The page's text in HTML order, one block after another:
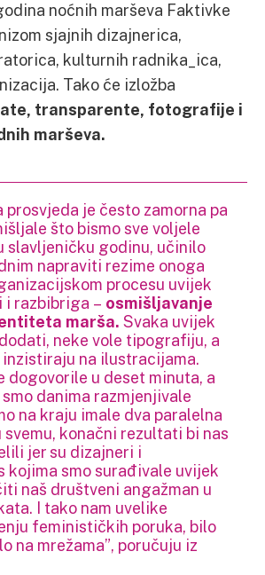
noćnih marševa Faktivke
sjajnih dizajnerica,
kulturnih radnika_ica,
Tako će izložba
transparente, fotografije i
marševa.
prosvjeda je često zamorna pa
što bismo sve voljele
slavljeničku godinu, učinilo
napraviti rezime onoga
procesu uvijek
i razbibriga – osmišljavanje
marša. Svaka uvijek
neke vole tipografiju, a
na ilustracijama.
dogovorile u deset minuta, a
danima razmjenjivale
na kraju imale dva paralelna
svemu, konačni rezultati bi nas
jer su dizajneri i
kojima smo surađivale uvijek
naš društveni angažman u
I tako nam uvelike
feminističkih poruka, bilo
na mrežama”, poručuju iz